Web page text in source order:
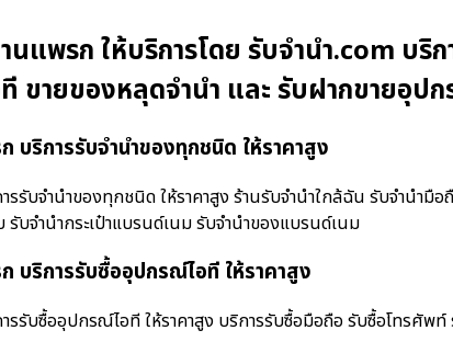
นแพรก ให้บริการโดย รับจํานํา.com บ
ขายของหลุดจำนำ และ รับฝากขายอุป
บริการรับจำนำของทุกชนิด ให้ราคาสูง
รับจำนำของทุกชนิด ให้ราคาสูง ร้านรับจํานําใกล้ฉัน รับจำนำมื
รับจำนำกระเป๋าแบรนด์เนม รับจำนำของแบรนด์เนม
บริการรับซื้ออุปกรณ์ไอที ให้ราคาสูง
รรับซื้ออุปกรณ์ไอที ให้ราคาสูง บริการรับซื้อมือถือ รับซื้อโทรศั